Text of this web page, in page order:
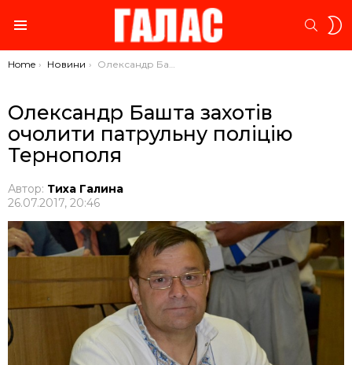
You are here:
Home Новини Олександр Башта захотів очолити патрульну поліцію Тернополя
Олександр Башта захотів
очолити патрульну поліцію
Тернополя
Автор: Тиха Галина
26.07.2017, 20:46